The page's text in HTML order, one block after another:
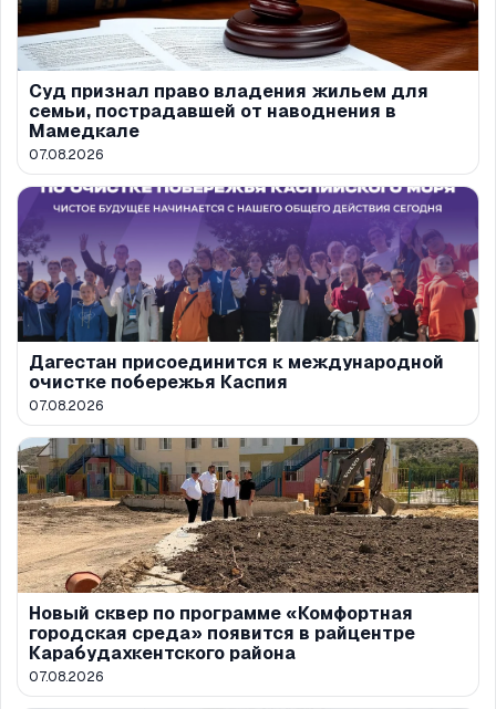
Суд признал право владения жильем для
семьи, пострадавшей от наводнения в
Мамедкале
07.08.2026
Дагестан присоединится к международной
очистке побережья Каспия
07.08.2026
Новый сквер по программе «Комфортная
городская среда» появится в райцентре
Карабудахкентского района
07.08.2026